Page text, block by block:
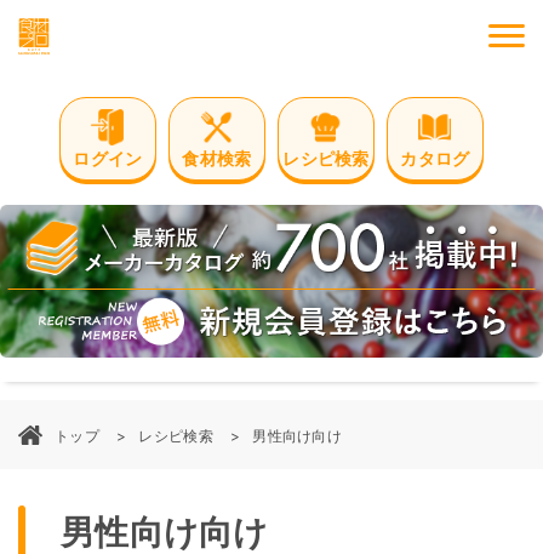
ログイン 食材検索 レシピ検索 カタログ
トップ レシピ検索 男性向け向け
男性向け向け